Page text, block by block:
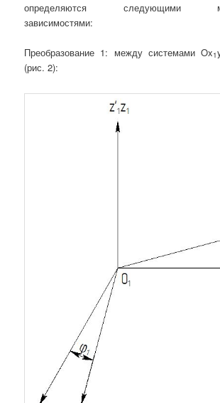
определяются следующими
зависимостями:
Преобразование 1: между системами Ox1
(рис. 2):